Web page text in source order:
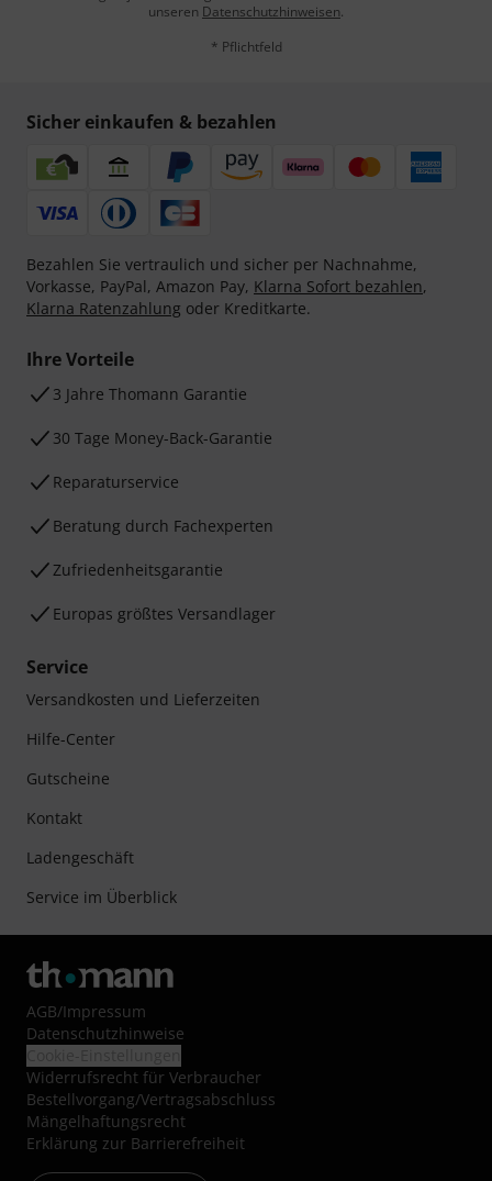
unseren Datenschutzhinweisen.
* Pflichtfeld
Sicher einkaufen & bezahlen
Bezahlen Sie vertraulich und sicher per Nachnahme,
Vorkasse, PayPal, Amazon Pay, Klarna Sofort bezahlen,
Klarna Ratenzahlung oder Kreditkarte.
Ihre Vorteile
3 Jahre Thomann Garantie
30 Tage Money-Back-Garantie
Reparaturservice
Beratung durch Fachexperten
Zufriedenheitsgarantie
Europas größtes Versandlager
Service
Versandkosten und Lieferzeiten
Hilfe-Center
Gutscheine
Kontakt
Ladengeschäft
Service im Überblick
AGB/Impressum
Datenschutzhinweise
Widerrufsrecht für Verbraucher
Bestellvorgang/Vertragsabschluss
Mängelhaftungsrecht
Erklärung zur Barrierefreiheit